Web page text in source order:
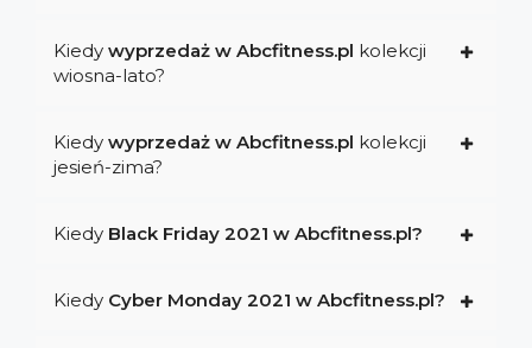
Kiedy wyprzedaż w Abcfitness.pl kolekcji
wiosna-lato?
Kiedy wyprzedaż w Abcfitness.pl kolekcji
jesień-zima?
Kiedy Black Friday 2021 w Abcfitness.pl?
Kiedy Cyber Monday 2021 w Abcfitness.pl?